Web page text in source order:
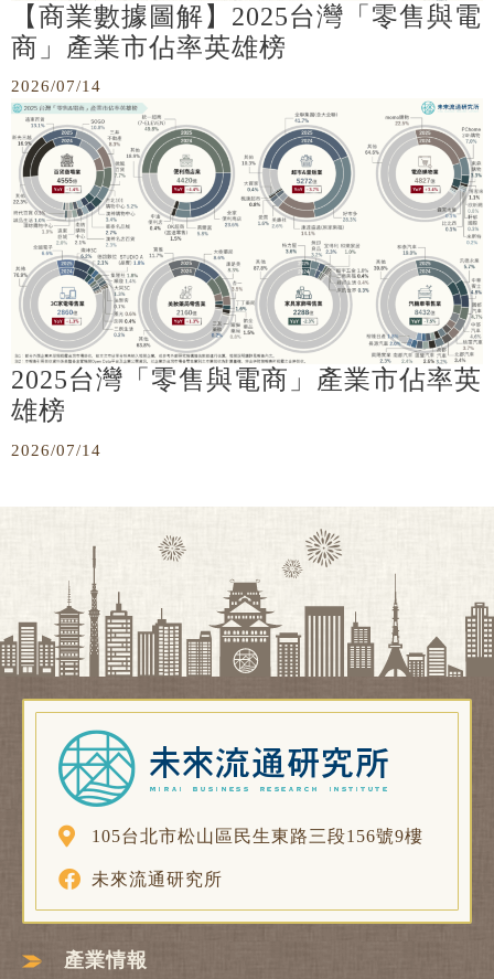
【商業數據圖解】2025台灣「零售與電
商」產業市佔率英雄榜
2026/07/14
2025台灣「零售與電商」產業市佔率英
雄榜
2026/07/14
105台北市松山區民生東路三段156號9樓
未來流通研究所
產業情報